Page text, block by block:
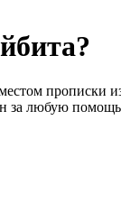
прописки
за любую